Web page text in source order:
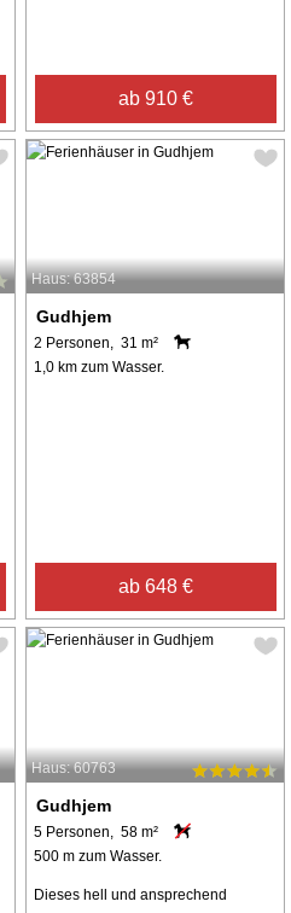
ab 910 €
Haus: 63854
Gudhjem
2 Personen, 31 m²
1,0 km zum Wasser.
ab 648 €
Haus: 60763
Gudhjem
5 Personen, 58 m²
500 m zum Wasser.
Dieses hell und ansprechend